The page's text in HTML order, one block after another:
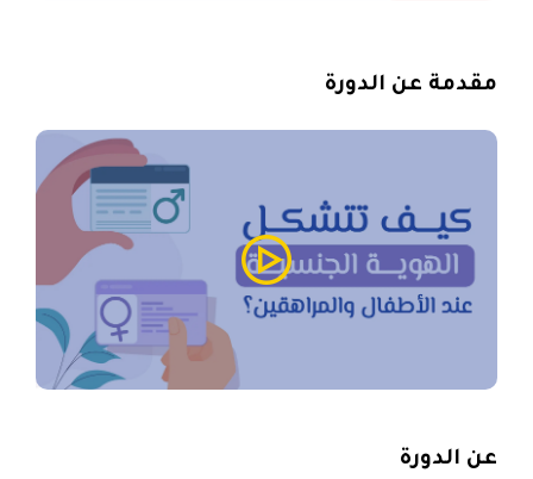
مقدمة عن الدورة
عن الدورة